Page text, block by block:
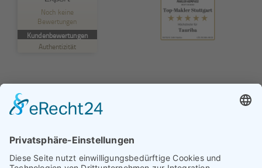
Noch keine
Bewertungen
Kundenbewertungen
Authentizität
MANGELHAFT
kontakt@tauriba.de